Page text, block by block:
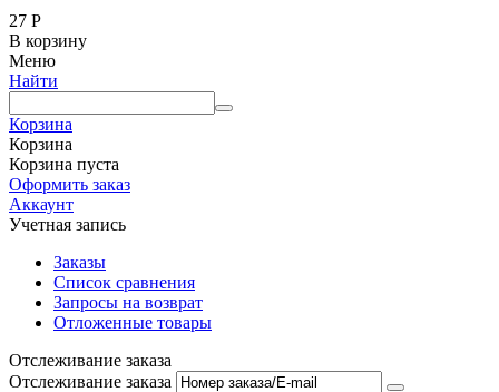
27 Р
В корзину
Меню
Найти
Корзина
Корзина
Корзина пуста
Оформить заказ
Аккаунт
Учетная запись
Заказы
Список сравнения
Запросы на возврат
Отложенные товары
Отслеживание заказа
Отслеживание заказа